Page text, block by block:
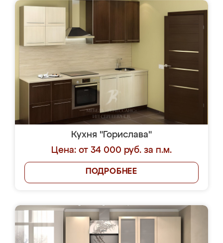
Кухня "Горислава"
Цена: от 34 000 руб. за п.м.
ПОДРОБНЕЕ